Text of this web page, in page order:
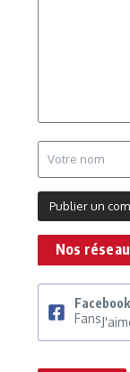
Nos
Facebook
Fans